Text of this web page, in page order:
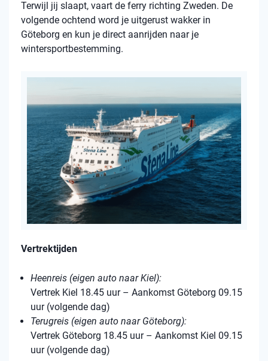
Terwijl jij slaapt, vaart de ferry richting Zweden. De
volgende ochtend word je uitgerust wakker in
Göteborg en kun je direct aanrijden naar je
wintersportbestemming.
Vertrektijden
Heenreis (eigen auto naar Kiel):
Vertrek Kiel 18.45 uur – Aankomst Göteborg 09.15
uur (volgende dag)
Terugreis (eigen auto naar Göteborg):
Vertrek Göteborg 18.45 uur – Aankomst Kiel 09.15
uur (volgende dag)